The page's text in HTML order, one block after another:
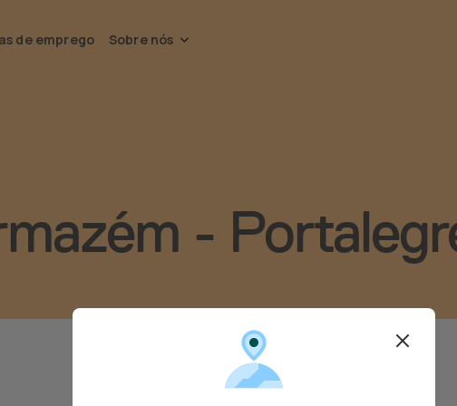
de emprego Sobre nós
-